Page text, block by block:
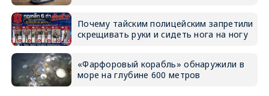
Почему тайским полицейским запретили
скрещивать руки и сидеть нога на ногу
«Фарфоровый корабль» обнаружили в
море на глубине 600 метров